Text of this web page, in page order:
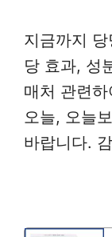
지금까지
당 효과, 성
매처 관련
오늘, 오늘
바랍니다.